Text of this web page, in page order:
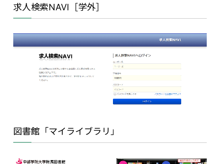
求人検索NAVI［学外］
図書館「マイライブラリ」